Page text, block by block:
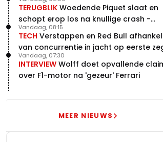
TERUGBLIK Woedende Piquet slaat en
schopt erop los na knullige crash -
terugblik
TECH Verstappen en Red Bull
van concurrentie in jacht op eerste
Vandaag, 08:15
INTERVIEW Wolff doet opvallende
over F1-motor na 'gezeur' Ferrari
Vandaag, 07:30
MEER NIEUWS